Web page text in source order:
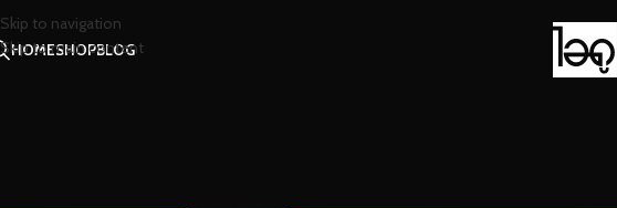
Skip to navigation
Skip to main content
HOMESHOPBLOG